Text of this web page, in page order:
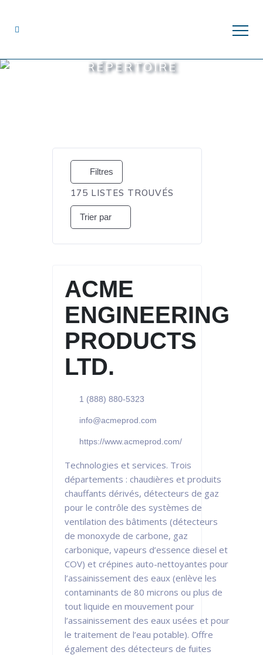
RÉPERTOIRE
Filtres
175 LISTES TROUVÉS
Trier par
ACME
ENGINEERING
PRODUCTS
LTD.
1 (888) 880-5323
info@acmeprod.com
https://www.acmeprod.com/
Technologies et services. Trois
départements : chaudières et produits
chauffants dérivés, détecteurs de gaz
pour le contrôle des systèmes de
ventilation des bâtiments (détecteurs
de monoxyde de carbone, gaz
carbonique, vapeurs d’essence diesel et
COV) et crépines auto-nettoyantes pour
l’assainissement des eaux (enlève les
contaminants de 80 microns ou plus de
tout liquide en mouvement pour
l’assainissement des eaux usées et pour
le traitement de l’eau potable). Offre
également des détecteurs de fuites